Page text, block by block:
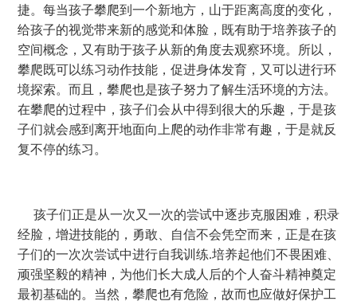
捷。每当孩子攀爬到一个新地方，山于距离高度的变化，
给孩子的视觉带来新的感觉和体脸，既有助于培养孩子的
空间概念，又有助于孩子从新的角度去观察环境。所以，
攀爬既可以练习动作技能，促进身体发育，又可以进行环
境探索。而且，攀爬也是孩子努力了解生活环境的方法。
在攀爬的过程中，孩子们会从中得到很大的乐趣，于是孩
子们就会感到离开地面向上爬的动作非常有趣，于是就反
复不停的练习。
孩子们正是从一次又一次的尝试中逐步克服困难，积录
经脸，增进技能的，勇敢、自信不会凭空而来，正是在孩
子们的一次次尝试中进行自我训练.培养起他们不畏困难、
顽强坚毅的精神，为他们长大成人后的个人奋斗精神奠定
最初基础的。当然，攀爬也有危险，故而也应做好保护工